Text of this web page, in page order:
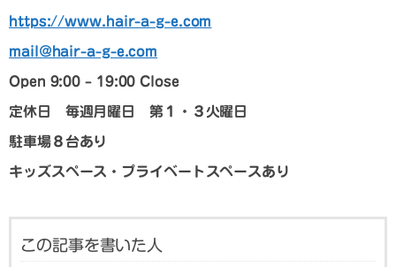
https://www.hair-a-g-e.com
mail@hair-a-g-e.com
Open 9:00 – 19:00 Close
定休日 毎週月曜日 第１・３火曜日
駐車場８台あり
キッズスペース・プライベートスペースあり
この記事を書いた人